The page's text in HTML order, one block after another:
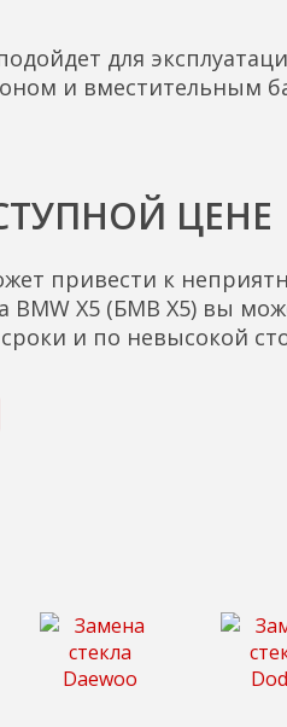
для
и вместительным
ЦЕНЕ
привести к
BMW X5 (БМВ Х5) вы
и по невысокой